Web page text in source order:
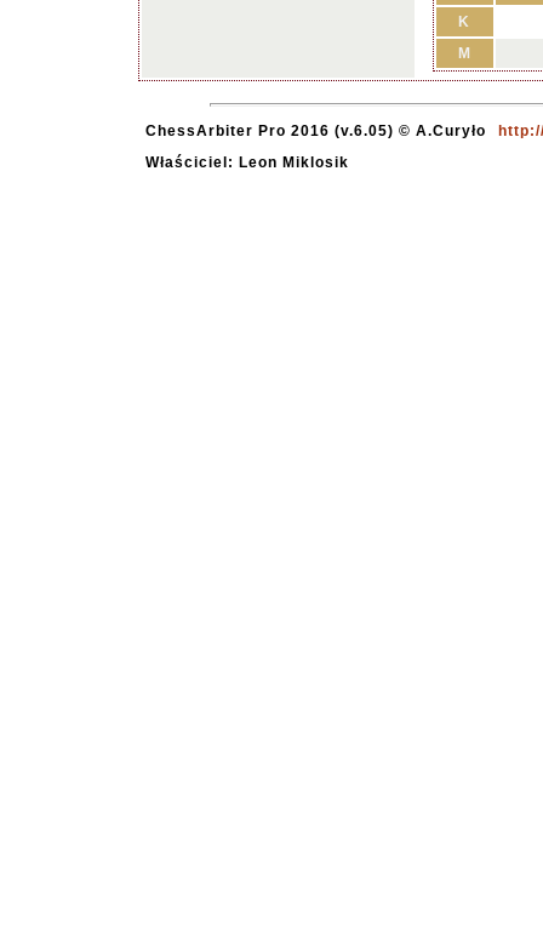
K
M
ChessArbiter Pro 2016 (v.6.05) © A.Curyło
Właściciel: Leon Miklosik